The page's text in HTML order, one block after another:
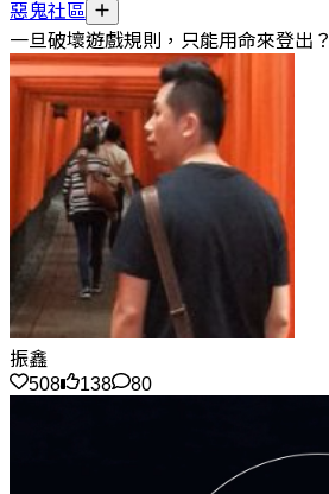
惡鬼社區
一旦破壞遊戲規則，只能用命來登出？
振鑫
508
138 80